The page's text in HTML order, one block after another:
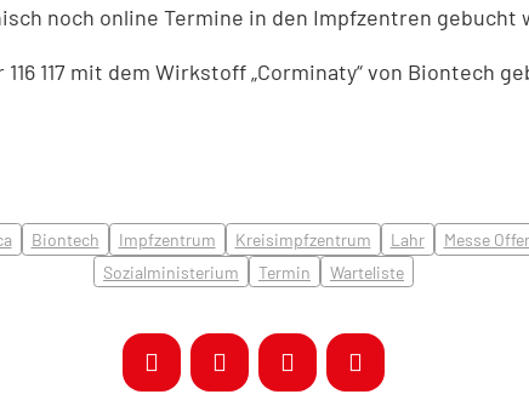
noch online Termine in den Impfzentren gebucht
117 mit dem Wirkstoff „Corminaty“ von Biontech
Biontech Impfzentrum Kreisimpfzentrum Lahr Messe
Sozialministerium
Termin Warteliste